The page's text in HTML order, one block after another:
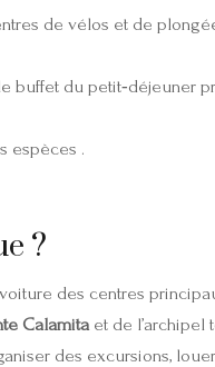
de vélos et de
buffet du petit‑déjeuner
espèces .
?
des centres
Calamita et de
des excursions,